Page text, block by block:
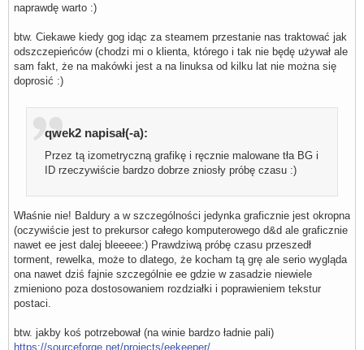
naprawdę warto :)
btw. Ciekawe kiedy gog idąc za steamem przestanie nas traktować jak
odszczepieńców (chodzi mi o klienta, którego i tak nie będę używał ale
sam fakt, że na makówki jest a na linuksa od kilku lat nie można się
doprosić :)
qwek2 napisał(-a):
Przez tą izometryczną grafikę i ręcznie malowane tła BG i
ID rzeczywiście bardzo dobrze zniosły próbę czasu :)
Właśnie nie! Baldury a w szczególności jedynka graficznie jest okropna
(oczywiście jest to prekursor całego komputerowego d&d ale graficznie
nawet ee jest dalej bleeeee:) Prawdziwą próbę czasu przeszedł
torment, rewelka, może to dlatego, że kocham tą grę ale serio wygląda
ona nawet dziś fajnie szczególnie ee gdzie w zasadzie niewiele
zmieniono poza dostosowaniem rozdziałki i poprawieniem tekstur
postaci.
btw. jakby koś potrzebował (na winie bardzo ładnie pali)
https://sourceforge.net/projects/eekeeper/